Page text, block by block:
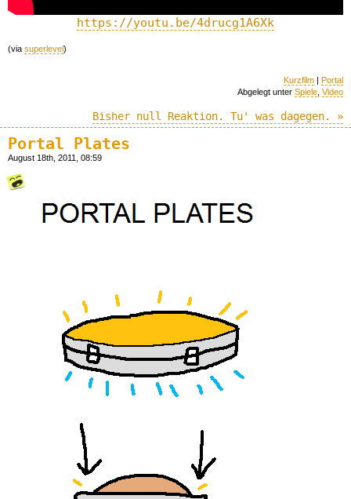
https://youtu.be/4drucg1A6Xk
(via superlevel)
Kurzfilm
Portal
Abgelegt unter Spiele Video
Bisher null Reaktion. Tu' was dagegen. »
Portal Plates
August 18th, 2011, 08:59